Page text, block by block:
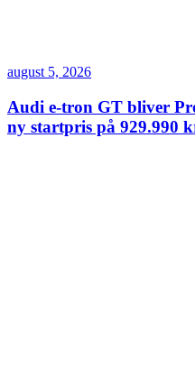
august 5, 2026
Audi e-tron GT bliver
ny startpris på 929.990